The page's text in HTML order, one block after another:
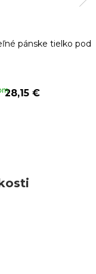
pánske tielko pod
28,15 €